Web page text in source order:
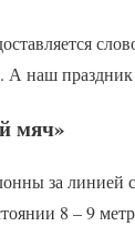
А наш
мяч»
за линией
8 – 9